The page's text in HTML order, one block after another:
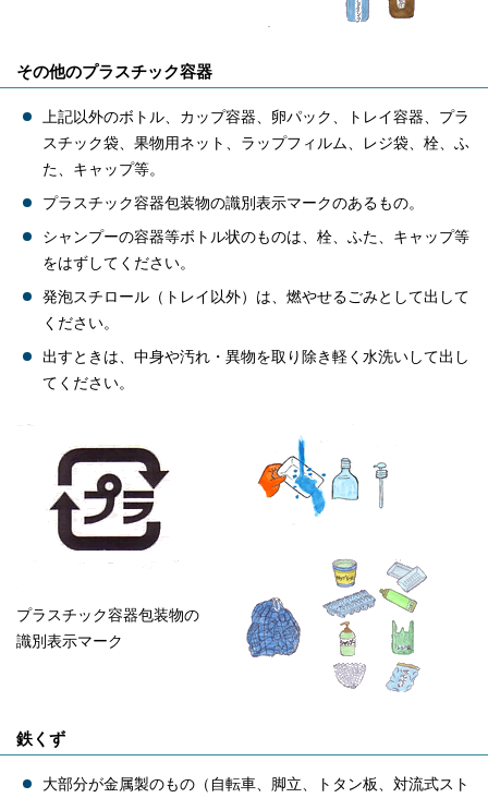
その他のプラスチック容器
上記以外のボトル、カップ容器、卵パック、トレイ容器、プラ
スチック袋、果物用ネット、ラップフィルム、レジ袋、栓、ふ
た、キャップ等。
プラスチック容器包装物の識別表示マークのあるもの。
シャンプーの容器等ボトル状のものは、栓、ふた、キャップ等
をはずしてください。
発泡スチロール（トレイ以外）は、燃やせるごみとして出して
ください。
出すときは、中身や汚れ・異物を取り除き軽く水洗いして出し
てください。
プラスチック容器包装物の
識別表示マーク
鉄くず
大部分が金属製のもの（自転車、脚立、トタン板、対流式スト